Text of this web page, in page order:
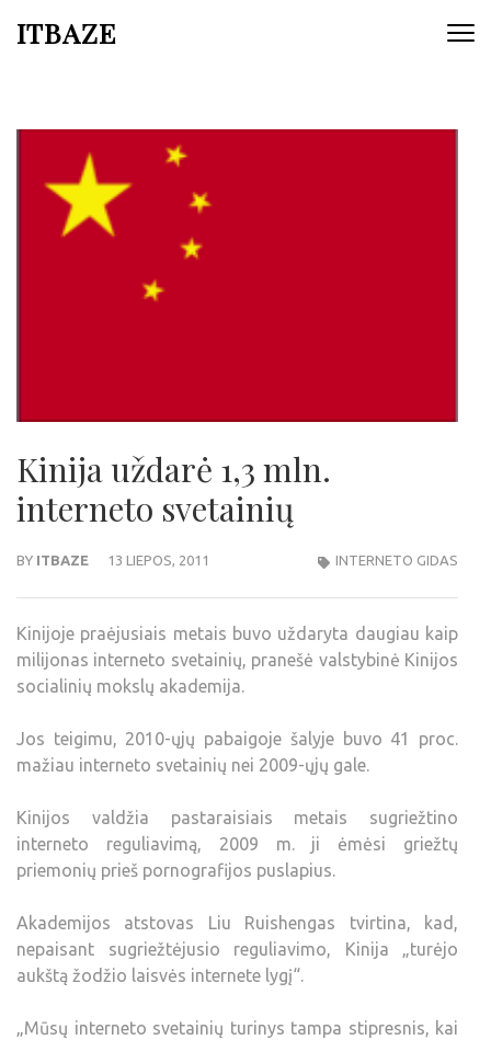
ITBAZE
Kinija uždarė 1,3 mln.
interneto svetainių
BY ITBAZE 13 LIEPOS, 2011 INTERNETO GIDAS
Kinijoje praėjusiais metais buvo uždaryta daugiau kaip
milijonas interneto svetainių, pranešė valstybinė Kinijos
socialinių mokslų akademija.
Jos teigimu, 2010-ųjų pabaigoje šalyje buvo 41 proc.
mažiau interneto svetainių nei 2009-ųjų gale.
Kinijos valdžia pastaraisiais metais sugriežtino
interneto reguliavimą, 2009 m. ji ėmėsi griežtų
priemonių prieš pornografijos puslapius.
Akademijos atstovas Liu Ruishengas tvirtina, kad,
nepaisant sugriežtėjusio reguliavimo, Kinija „turėjo
aukštą žodžio laisvės internete lygį“.
„Mūsų interneto svetainių turinys tampa stipresnis, kai